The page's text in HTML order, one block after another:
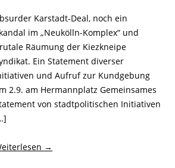
Karstadt-Deal, noch ein
im „Neukölln-Komplex“ und
Räumung der Kiezkneipe
Ein Statement diverser
und Aufruf zur Kundgebung
2.9. am Hermannplatz Gemeinsames
von stadtpolitischen Initiativen
→